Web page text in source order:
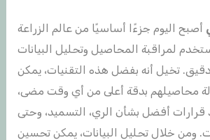
أصبح اليوم جزءًا أساسيًا من عالم الزراعة
لمراقبة المحاصيل وتحليل البيانات
تخيل أنه بفضل هذه التقنيات، يمكن
محاصيلهم بدقة أعلى من أي وقت مضى،
قرارات أفضل بشأن الري، التسميد، وحتى
ومن خلال تحليل البيانات، يمكن تحسين